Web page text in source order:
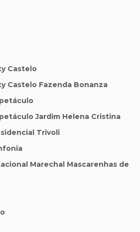
Castelo
Castelo Fazenda Bonanza
Jardim Helena Cristina
Trivoli
Marechal Mascarenhas de